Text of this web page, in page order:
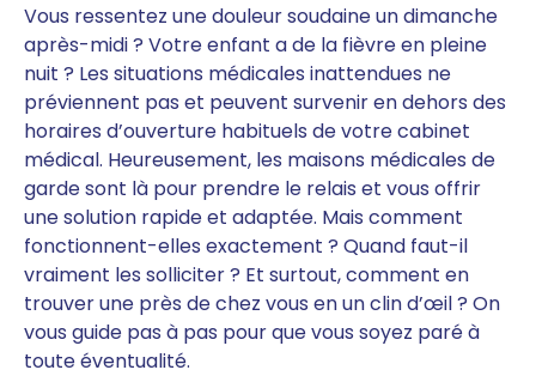
Vous ressentez une douleur soudaine un dimanche
après-midi ? Votre enfant a de la fièvre en pleine
nuit ? Les situations médicales inattendues ne
préviennent pas et peuvent survenir en dehors des
horaires d’ouverture habituels de votre cabinet
médical. Heureusement, les maisons médicales de
garde sont là pour prendre le relais et vous offrir
une solution rapide et adaptée. Mais comment
fonctionnent-elles exactement ? Quand faut-il
vraiment les solliciter ? Et surtout, comment en
trouver une près de chez vous en un clin d’œil ? On
vous guide pas à pas pour que vous soyez paré à
toute éventualité.